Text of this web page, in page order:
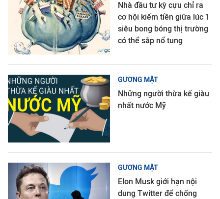
Nhà đầu tư kỳ cựu chỉ ra
cơ hội kiếm tiền giữa lúc 1
siêu bong bóng thị trường
có thể sắp nổ tung
GƯƠNG MẶT
Những người thừa kế giàu
nhất nước Mỹ
GƯƠNG MẶT
Elon Musk giới hạn nội
dung Twitter để chống